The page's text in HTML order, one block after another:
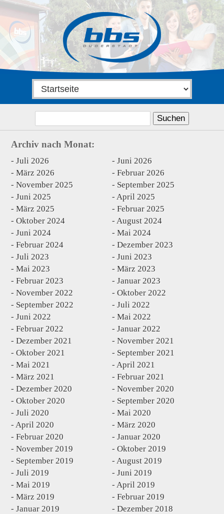
Suchen
Archiv nach Monat:
Juli 2026
Juni 2026
März 2026
Februar 2026
November 2025
September 2025
Juni 2025
April 2025
März 2025
Februar 2025
Oktober 2024
August 2024
Juni 2024
Mai 2024
Februar 2024
Dezember 2023
Juli 2023
Juni 2023
Mai 2023
März 2023
Februar 2023
Januar 2023
November 2022
Oktober 2022
September 2022
Juli 2022
Juni 2022
Mai 2022
Februar 2022
Januar 2022
Dezember 2021
November 2021
Oktober 2021
September 2021
Mai 2021
April 2021
März 2021
Februar 2021
Dezember 2020
November 2020
Oktober 2020
September 2020
Juli 2020
Mai 2020
April 2020
März 2020
Februar 2020
Januar 2020
November 2019
Oktober 2019
September 2019
August 2019
Juli 2019
Juni 2019
Mai 2019
April 2019
März 2019
Februar 2019
Januar 2019
Dezember 2018